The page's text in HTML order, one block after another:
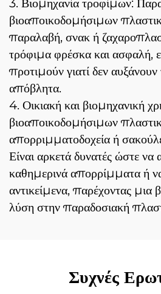
3. Βιομηχανία τροφίμων:
βιοαποικοδομήσιμων
παραλαβή, σνακ ή
τρόφιμα φρέσκα και ασφαλή,
προτιμούν γιατί δεν
απόβλητα.
4. Οικιακή και βιομηχανική
βιοαποικοδομήσιμων
απορριμματοδοχεία ή
Είναι αρκετά δυνατές ώστε να
καθημερινά απορρίμματα ή
αντικείμενα, παρέχοντας μια
λύση στην παραδοσιακή
Συχνές